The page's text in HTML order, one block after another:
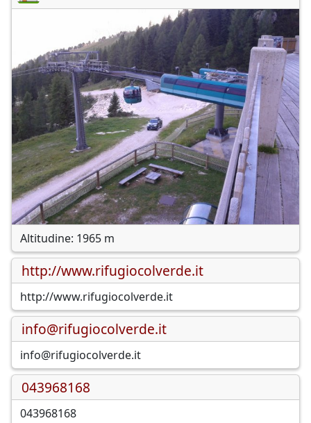
Altitudine: 1965 m
http://www.rifugiocolverde.it
http://www.rifugiocolverde.it
info@rifugiocolverde.it
info@rifugiocolverde.it
043968168
043968168